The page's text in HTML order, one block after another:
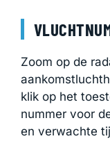
Zoom op de
klik op het
nummer voor
en verwachte